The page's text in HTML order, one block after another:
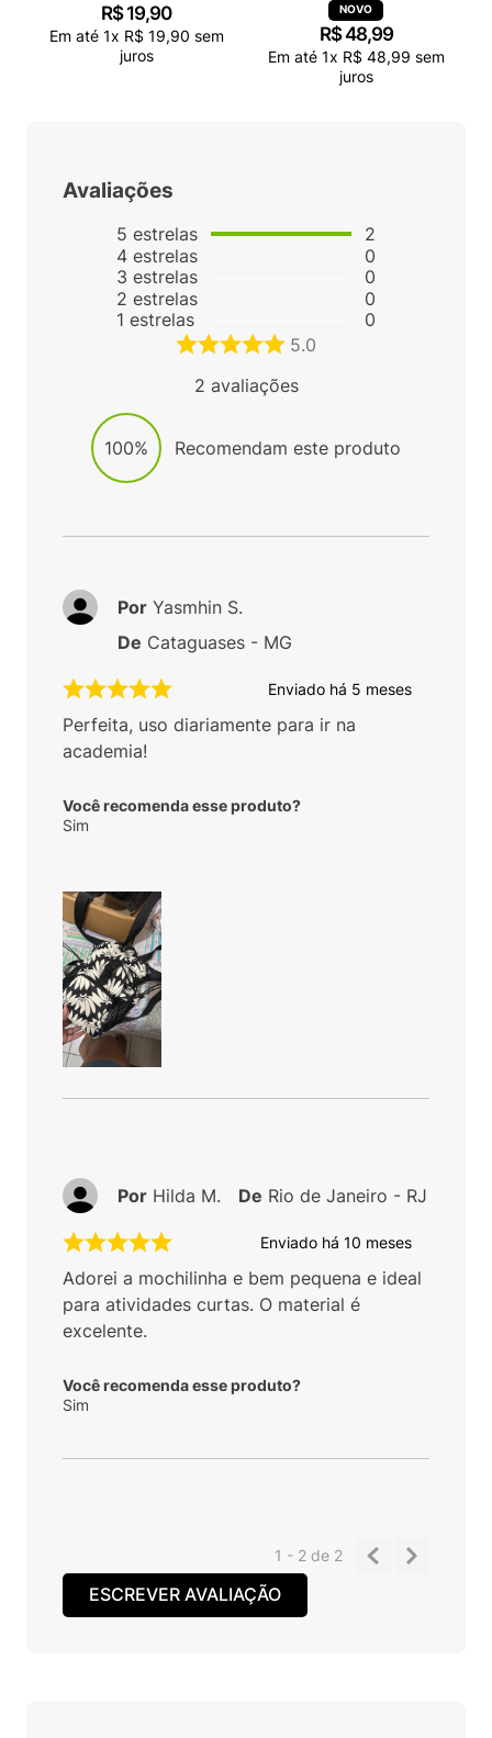
R$ 19,90
Em até 1x R$ 19,90 sem
juros
R$48,99
Em até 1x R$ 48,99 sem
juros
Avaliações
5 estrelas
4 estrelas
3 estrelas
2 estrelas
1 estrelas
2
0
0
0
0
5.0
2 avaliações
100% Recomendam este produto
Enviado há 5 meses
Perfeita, uso diariamente para ir na
academia!
Você recomenda esse produto?
Sim
Por Yasmhin S.
De Cataguases - MG
Enviado há 10 meses
Adorei a mochilinha e bem pequena e ideal
para atividades curtas. O material é
excelente.
Você recomenda esse produto?
Sim
Por Hilda M. De Rio de Janeiro - RJ
1 - 2de 2
ESCREVER AVALIAÇÃO